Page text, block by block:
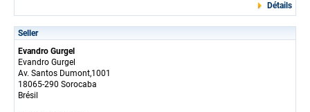
Détails
Seller
Evandro Gurgel
Evandro Gurgel
Av. Santos Dumont,1001
18065-290 Sorocaba
Brésil